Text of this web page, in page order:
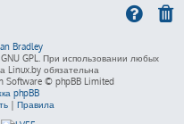
Bradley
GPL. При использовании любых
Linux.by обязательна
Software © phpBB Limited
phpBB
| Правила